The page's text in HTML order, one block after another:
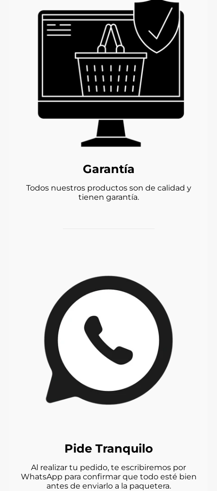
Garantía
Todos nuestros productos son de calidad y
tienen garantía.
Pide Tranquilo
Al realizar tu pedido, te escribiremos por
WhatsApp para confirmar que todo esté bien
antes de enviarlo a la paquetera.